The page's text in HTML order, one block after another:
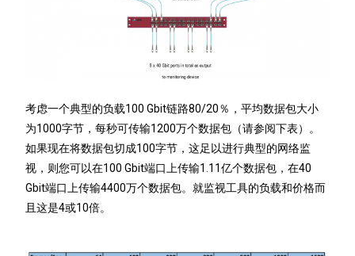
考虑一个典型的负载100 Gbit链路80/20％，平均数据包大小
为1000字节，每秒可传输1200万个数据包（请参阅下表）。
如果现在将数据包切成100字节，这足以进行典型的网络监
视，则您可以在100 Gbit端口上传输1.11亿个数据包，在40
Gbit端口上传输4400万个数据包。就监视工具的负载和价格而
且这是4或10倍。